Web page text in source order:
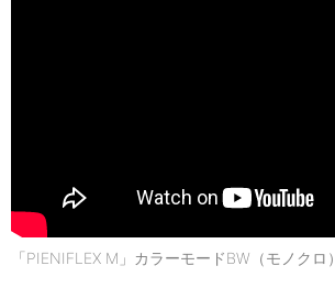
「PIENIFLEX M」カラーモードBW（モノクロ）